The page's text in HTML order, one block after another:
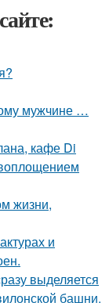
мужчине …
кафе Di
жизни,
и
выделяется
башни.